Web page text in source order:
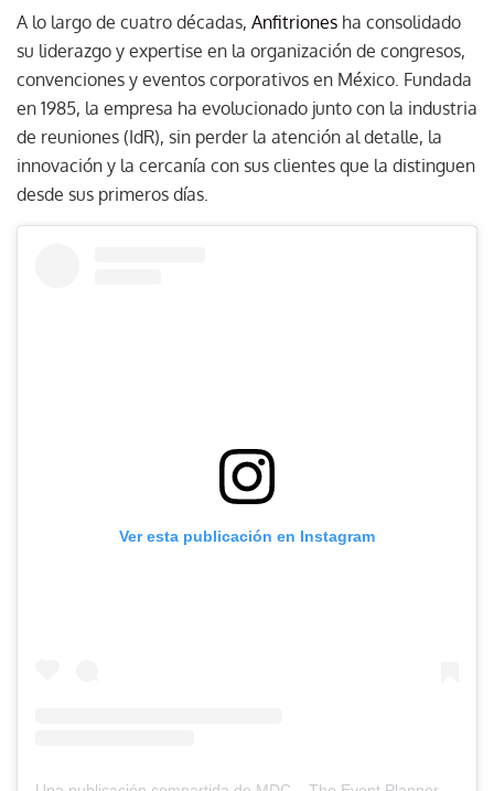
A lo largo de cuatro décadas, Anfitriones ha consolidado
su liderazgo y expertise en la organización de congresos,
convenciones y eventos corporativos en México. Fundada
en 1985, la empresa ha evolucionado junto con la industria
de reuniones (IdR), sin perder la atención al detalle, la
innovación y la cercanía con sus clientes que la distinguen
desde sus primeros días.
Ver esta publicación en Instagram